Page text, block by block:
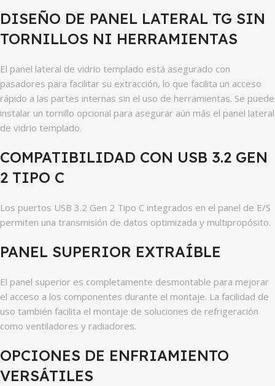
DISEÑO DE PANEL LATERAL TG SIN
TORNILLOS NI HERRAMIENTAS
El panel lateral de vidrio templado está asegurado con
pasadores para facilitar su extracción, lo que facilita un acceso
rápido a las partes internas sin el uso de herramientas. Se puede
instalar un tornillo opcional para asegurar aún más el panel lateral
de vidrio templado.
COMPATIBILIDAD CON USB 3.2 GEN
2 TIPO C
Los puertos USB 3.2 Gen 2 Tipo C integrados en el panel de E/S
permiten una transmisión de datos optimizada y multipropósito.
PANEL SUPERIOR EXTRAÍBLE
El panel superior es completamente desmontable para mejorar
el acceso a los componentes durante el montaje. La facilidad de
uso también facilita el montaje de soluciones de refrigeración
como ventiladores y radiadores.
OPCIONES DE ENFRIAMIENTO
VERSÁTILES